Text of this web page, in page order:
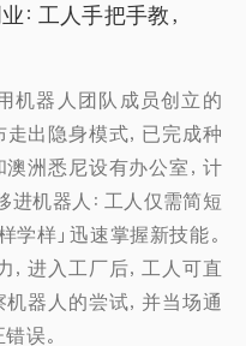
：工人手把手教，
机器人团队成员创立的
走出隐身模式，已完成种
洲悉尼设有办公室，计
进机器人：工人仅需简短
学样」迅速掌握新技能。
进入工厂后，工人可直
器人的尝试，并当场通
误。